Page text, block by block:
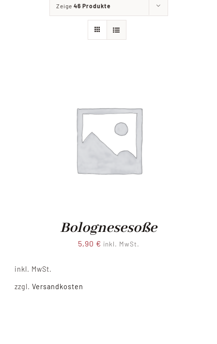
Zeige 46 Produkte
Bolognesesoße
5,90 € inkl. MwSt.
inkl. MwSt.
zzgl. Versandkosten